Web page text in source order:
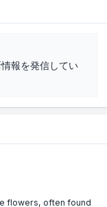
報を発信してい
flowers, often found